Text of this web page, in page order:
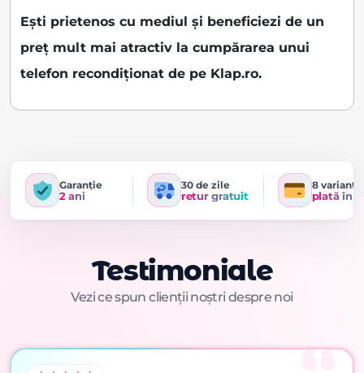
Ești prietenos cu mediul și beneficiezi de un
preț mult mai atractiv la cumpărarea unui
telefon recondiționat de pe Klap.ro.
Garanție
2 ani
30 de zile
retur gratuit
8 variante
plată în
Testimoniale
Vezi ce spun clienții noștri despre noi